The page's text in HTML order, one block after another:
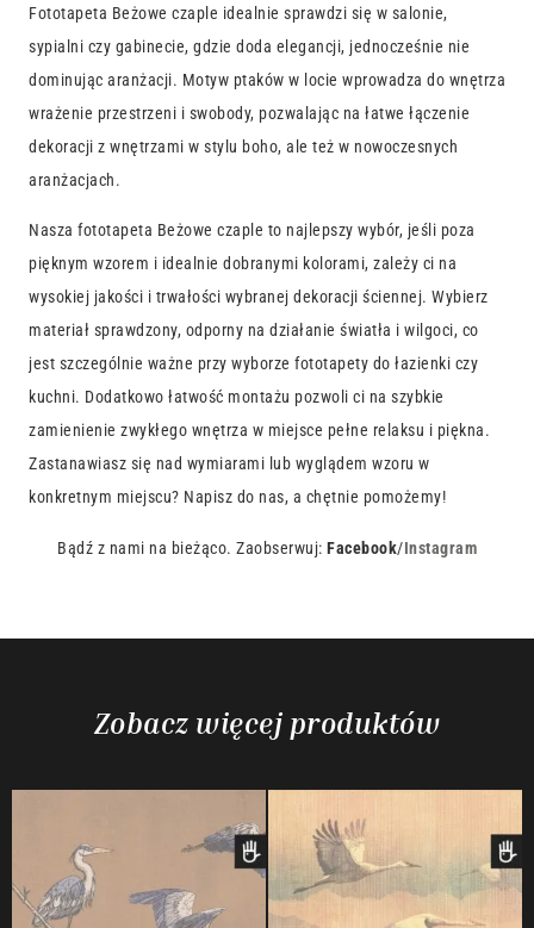
Fototapeta Beżowe czaple idealnie sprawdzi się w salonie,
sypialni czy gabinecie, gdzie doda elegancji, jednocześnie nie
dominując aranżacji. Motyw ptaków w locie wprowadza do wnętrza
wrażenie przestrzeni i swobody, pozwalając na łatwe łączenie
dekoracji z wnętrzami w stylu boho, ale też w nowoczesnych
aranżacjach.
Nasza fototapeta Beżowe czaple to najlepszy wybór, jeśli poza
pięknym wzorem i idealnie dobranymi kolorami, zależy ci na
wysokiej jakości i trwałości wybranej dekoracji ściennej. Wybierz
materiał sprawdzony, odporny na działanie światła i wilgoci, co
jest szczególnie ważne przy wyborze fototapety do łazienki czy
kuchni. Dodatkowo łatwość montażu pozwoli ci na szybkie
zamienienie zwykłego wnętrza w miejsce pełne relaksu i piękna.
Zastanawiasz się nad wymiarami lub wyglądem wzoru w
konkretnym miejscu? Napisz do nas, a chętnie pomożemy!
Bądź z nami na bieżąco. Zaobserwuj: Facebook/Instagram
Zobacz więcej produktów